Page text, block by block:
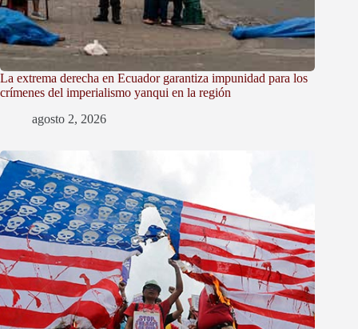
La extrema derecha en Ecuador garantiza impunidad para los
crímenes del imperialismo yanqui en la región
agosto 2, 2026